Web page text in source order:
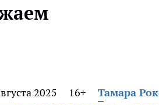
2025 16+ Тамара